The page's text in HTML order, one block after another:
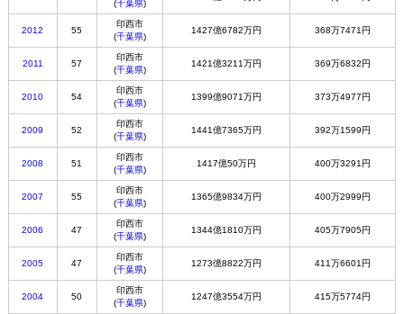
(千葉県)
2012 55
印西市
(千葉県)
1427億6782万円 368万7471円
2011 57
印西市
(千葉県)
1421億3211万円 369万6832円
2010 54
印西市
(千葉県)
1399億9071万円 373万4977円
2009 52
印西市
(千葉県)
1441億7365万円 392万1599円
2008 51
印西市
(千葉県)
1417億50万円 400万3291円
2007 55
印西市
(千葉県)
1365億9834万円 400万2999円
2006 47
印西市
(千葉県)
1344億1810万円 405万7905円
2005 47
印西市
(千葉県)
1273億8822万円 411万6601円
2004 50
印西市
(千葉県)
1247億3554万円 415万5774円